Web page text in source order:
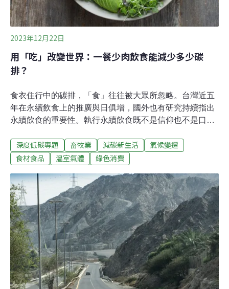
2023年12月22日
用「吃」改變世界：一餐少肉飲食能減少多少碳
排？
食衣住行中的碳排，「食」往往被大眾所忽略。台灣近五
年在永續飲食上的推廣與日俱增，國外也有研究持續指出
永續飲食的重要性。執行永續飲食既不是信仰也不是口
津大學的最新研究，進一步提供依據，讓我們一起詳細了
解餐食對溫室氣體排放的影響。吃肉的一餐以及吃蔬食的
食者如改採少肉飲食，減碳效果相當於減少800萬輛汽車
上路。無肉不歡者的一餐和蔬食者的一餐，所製造出的碳
排究竟差了多少？根據《BBC》報導，這項研究收集了五
萬5000名受試者的數據並分析後發現，以成年人一日所需
約2000大卡的熱量來看，若依照不同飲食型態統計平均溫
室氣體的排放量，多肉主義者（high meat-eaters，指每日
攝取超過100公克的肉類）平均會產生10.24公斤的碳排
放；而少肉主義者（low meat-eaters，指每日攝取約
深度低碳專題 畜牧業 減碳新生活
氣候變遷
食材食品
溫室氣體 綠色消費